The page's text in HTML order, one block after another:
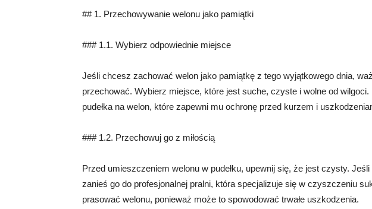
## 1. Przechowywanie welonu jako pamiątki
### 1.1. Wybierz odpowiednie miejsce
Jeśli chcesz zachować welon jako pamiątkę z tego wyjątkowego dnia,
przechować. Wybierz miejsce, które jest suche, czyste i wolne od
pudełka na welon, które zapewni mu ochronę przed kurzem i
### 1.2. Przechowuj go z miłością
Przed umieszczeniem welonu w pudełku, upewnij się, że jest czysty.
zanieś go do profesjonalnej pralni, która specjalizuje się w czyszczeniu
prasować welonu, ponieważ może to spowodować trwałe uszkodzenia.